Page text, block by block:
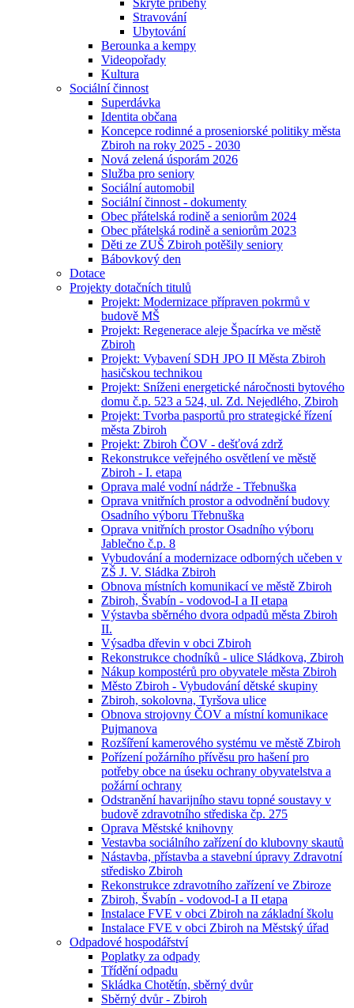
Skryté příběhy
Stravování
Ubytování
Berounka a kempy
Videopořady
Kultura
Sociální činnost
Superdávka
Identita občana
Koncepce rodinné a proseniorské politiky města
Zbiroh na roky 2025 - 2030
Nová zelená úsporám 2026
Služba pro seniory
Sociální automobil
Sociální činnost - dokumenty
Obec přátelská rodině a seniorům 2024
Obec přátelská rodině a seniorům 2023
Děti ze ZUŠ Zbiroh potěšily seniory
Bábovkový den
Dotace
Projekty dotačních titulů
Projekt: Modernizace přípraven pokrmů v
budově MŠ
Projekt: Regenerace aleje Špacírka ve městě
Zbiroh
Projekt: Vybavení SDH JPO II Města Zbiroh
hasičskou technikou
Projekt: Sníženi energetické náročnosti bytového
domu č.p. 523 a 524, ul. Zd. Nejedlého, Zbiroh
Projekt: Tvorba pasportů pro strategické řízení
města Zbiroh
Projekt: Zbiroh ČOV - dešťová zdrž
Rekonstrukce veřejného osvětlení ve městě
Zbiroh - I. etapa
Oprava malé vodní nádrže - Třebnuška
Oprava vnitřních prostor a odvodnění budovy
Osadního výboru Třebnuška
Oprava vnitřních prostor Osadního výboru
Jablečno č.p. 8
Vybudování a modernizace odborných učeben v
ZŠ J. V. Sládka Zbiroh
Obnova místních komunikací ve městě Zbiroh
Zbiroh, Švabín - vodovod-I a II etapa
Výstavba sběrného dvora odpadů města Zbiroh
II.
Výsadba dřevin v obci Zbiroh
Rekonstrukce chodníků - ulice Sládkova, Zbiroh
Nákup kompostérů pro obyvatele města Zbiroh
Město Zbiroh - Vybudování dětské skupiny
Zbiroh, sokolovna, Tyršova ulice
Obnova strojovny ČOV a místní komunikace
Pujmanova
Rozšíření kamerového systému ve městě Zbiroh
Pořízení požárního přívěsu pro hašení pro
potřeby obce na úseku ochrany obyvatelstva a
požární ochrany
Odstranění havarijního stavu topné soustavy v
budově zdravotního střediska čp. 275
Oprava Městské knihovny
Vestavba sociálního zařízení do klubovny skautů
Nástavba, přístavba a stavební úpravy Zdravotní
středisko Zbiroh
Rekonstrukce zdravotního zařízení ve Zbiroze
Zbiroh, Švabín - vodovod-I a II etapa
Instalace FVE v obci Zbiroh na základní školu
Instalace FVE v obci Zbiroh na Městský úřad
Odpadové hospodářství
Poplatky za odpady
Třídění odpadu
Skládka Chotětín, sběrný dvůr
Sběrný dvůr - Zbiroh